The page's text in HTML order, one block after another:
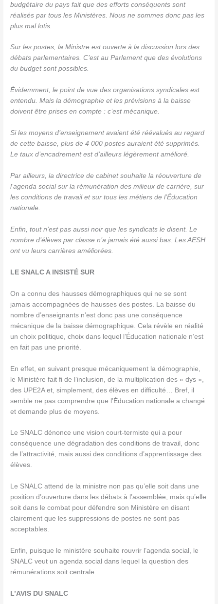
budgétaire du pays fait que des efforts conséquents sont
réalisés par tous les Ministères. Nous ne sommes donc pas les
plus mal lotis.
Sur les postes, la Ministre est ouverte à la discussion lors des
débats parlementaires. C’est au Parlement que des évolutions
du budget sont possibles.
Évidemment, le point de vue des organisations syndicales est
entendu. Mais la démographie et les prévisions à la baisse
doivent être prises en compte : c’est mécanique.
Si les moyens d’enseignement avaient été réévalués au regard
de cette baisse, plus de 4 000 postes auraient été supprimés.
Le taux d’encadrement est d’ailleurs légèrement amélioré.
Par ailleurs, la directrice de cabinet souhaite la réouverture de
l’agenda social sur la rémunération des milieux de carrière, sur
les conditions de travail et sur tous les métiers de l’Éducation
nationale.
Enfin, tout n’est pas aussi noir que les syndicats le disent. Le
nombre d’élèves par classe n’a jamais été aussi bas. Les AESH
ont vu leurs carrières améliorées.
LE SNALC A INSISTÉ SUR
On a connu des hausses démographiques qui ne se sont
jamais accompagnées de hausses des postes. La baisse du
nombre d’enseignants n’est donc pas une conséquence
mécanique de la baisse démographique. Cela révèle en réalité
un choix politique, choix dans lequel l’Éducation nationale n’est
en fait pas une priorité.
En effet, en suivant presque mécaniquement la démographie,
le Ministère fait fi de l’inclusion, de la multiplication des « dys »,
des UPE2A et, simplement, des élèves en difficulté… Bref, il
semble ne pas comprendre que l’Éducation nationale a changé
et demande plus de moyens.
Le SNALC dénonce une vision court-termiste qui a pour
conséquence une dégradation des conditions de travail, donc
de l’attractivité, mais aussi des conditions d’apprentissage des
élèves.
Le SNALC attend de la ministre non pas qu’elle soit dans une
position d’ouverture dans les débats à l’assemblée, mais qu’elle
soit dans le combat pour défendre son Ministère en disant
clairement que les suppressions de postes ne sont pas
acceptables.
Enfin, puisque le ministère souhaite rouvrir l’agenda social, le
SNALC veut un agenda social dans lequel la question des
rémunérations soit centrale.
L’AVIS DU SNALC